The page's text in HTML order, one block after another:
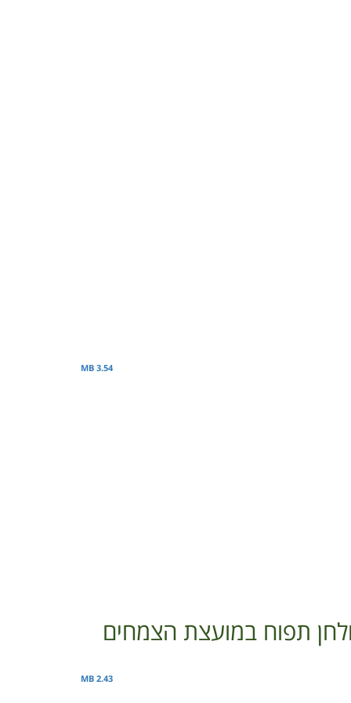
3.54 MB
2.43 MB